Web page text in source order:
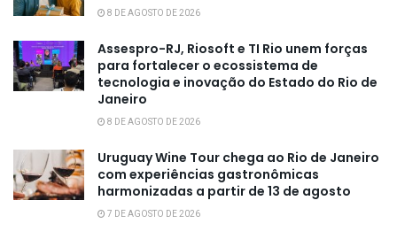
8 DE AGOSTO DE 2026
Assespro-RJ, Riosoft e TI Rio unem forças
para fortalecer o ecossistema de
tecnologia e inovação do Estado do Rio de
Janeiro
8 DE AGOSTO DE 2026
Uruguay Wine Tour chega ao Rio de Janeiro
com experiências gastronômicas
harmonizadas a partir de 13 de agosto
7 DE AGOSTO DE 2026